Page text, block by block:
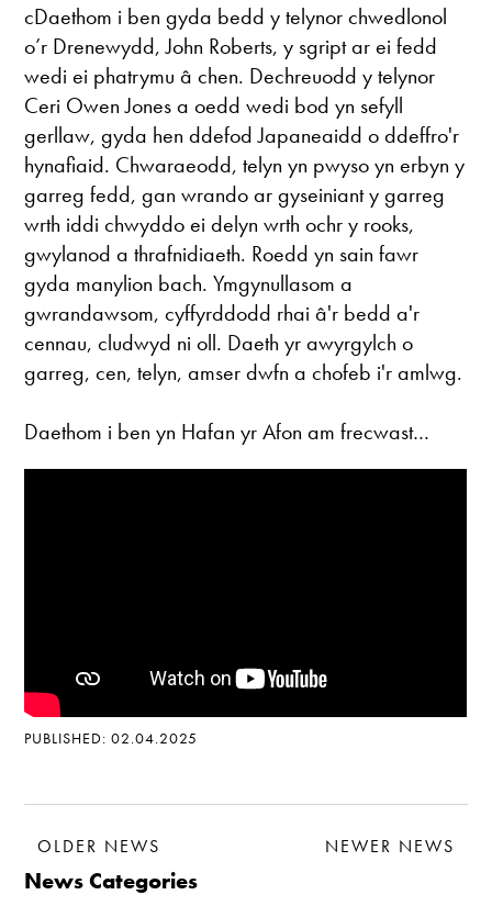
cDaethom i ben gyda bedd y telynor chwedlonol
o’r Drenewydd, John Roberts, y sgript ar ei fedd
wedi ei phatrymu â chen. Dechreuodd y telynor
Ceri Owen Jones a oedd wedi bod yn sefyll
gerllaw, gyda hen ddefod Japaneaidd o ddeffro'r
hynafiaid. Chwaraeodd, telyn yn pwyso yn erbyn y
garreg fedd, gan wrando ar gyseiniant y garreg
wrth iddi chwyddo ei delyn wrth ochr y rooks,
gwylanod a thrafnidiaeth. Roedd yn sain fawr
gyda manylion bach. Ymgynullasom a
gwrandawsom, cyffyrddodd rhai â'r bedd a'r
cennau, cludwyd ni oll. Daeth yr awyrgylch o
garreg, cen, telyn, amser dwfn a chofeb i'r amlwg.
Daethom i ben yn Hafan yr Afon am frecwast…
PUBLISHED: 02.04.2025
OLDER NEWS NEWER NEWS
News Categories